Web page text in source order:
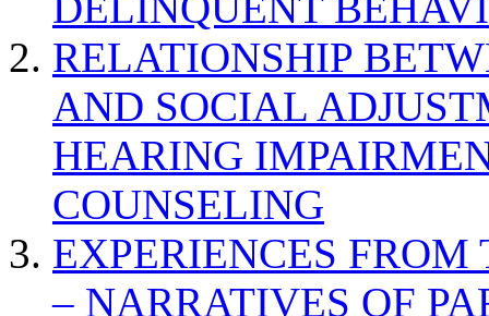
RELATIONSHIP
AND SOCIAL
HEARING
COUNSELING
EXPERIENCES
– NARRATIVES OF